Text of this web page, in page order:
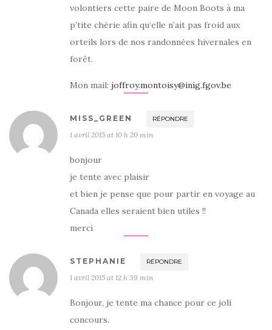
volontiers cette paire de Moon Boots à ma
p’tite chérie afin qu’elle n’ait pas froid aux
orteils lors de nos randonnées hivernales en
forêt.
Mon mail: joffroy.montoisy@inig.fgov.be
MISS_GREEN RÉPONDRE
1 avril 2015 at 10 h 20 min
bonjour
je tente avec plaisir
et bien je pense que pour partir en voyage au
Canada elles seraient bien utiles !!
merci
STEPHANIE RÉPONDRE
1 avril 2015 at 12 h 39 min
Bonjour, je tente ma chance pour ce joli
concours.